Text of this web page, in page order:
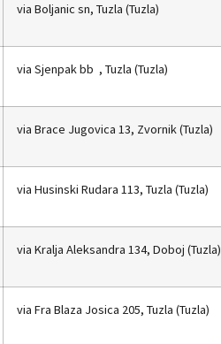
via Boljanic sn, Tuzla (Tuzla)
via Sjenpak bb , Tuzla (Tuzla)
via Brace Jugovica 13, Zvornik (Tuzla)
via Husinski Rudara 113, Tuzla (Tuzla)
via Kralja Aleksandra 134, Doboj (Tuzla)
via Fra Blaza Josica 205, Tuzla (Tuzla)